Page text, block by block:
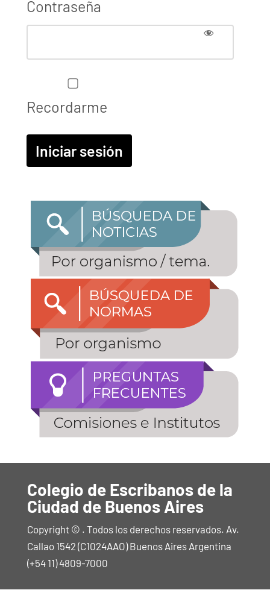
Contraseña
Recordarme
Colegio de Escribanos de la
Ciudad de Buenos Aires
Copyright © . Todos los derechos reservados. Av.
Callao 1542 (C1024AAO) Buenos Aires Argentina
(+54 11) 4809-7000